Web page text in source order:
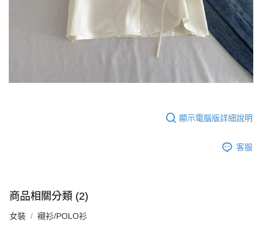
顯示電腦版詳細說明
客服
商品相關分類 (2)
女裝 襯衫/POLO衫